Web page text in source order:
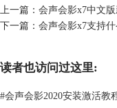
上一篇： 会声会影x7中文
下一篇： 会声会影x7支持
读者也访问过这里:
#会声会影2020安装激活教